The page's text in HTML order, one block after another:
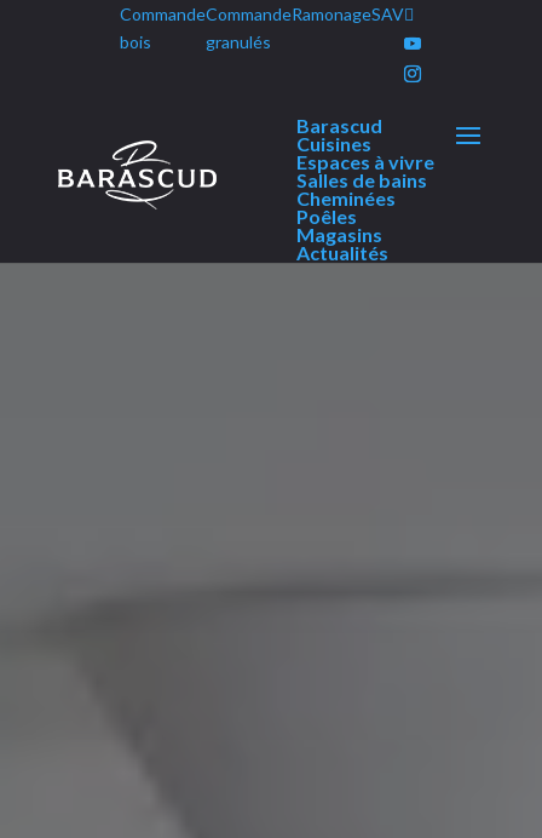
Panneau de gestion des cookies
Commande
bois
Commande
granulés
RamonageSAV
Barascud
Cuisines
Espaces à vivre
Salles de bains
Cheminées
Poêles
Magasins
Actualités